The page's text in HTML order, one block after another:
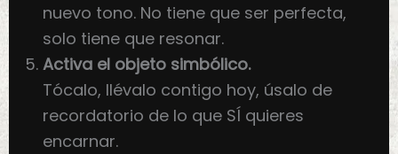
nuevo tono. No tiene que ser perfecta,
solo tiene que resonar.
Activa el objeto simbólico.
Tócalo, llévalo contigo hoy, úsalo de
recordatorio de lo que SÍ quieres
encarnar.